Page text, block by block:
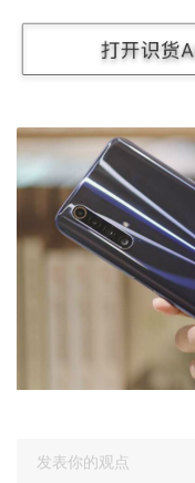
顾手感、防护、便捷
测，我们感受一下如
发表你的观点